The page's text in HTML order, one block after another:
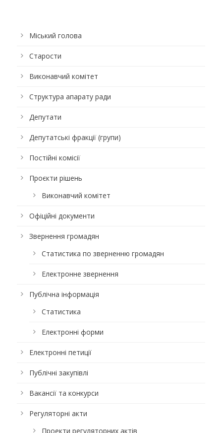
Міський голова
Старости
Виконавчий комітет
Структура апарату ради
Депутати
Депутатські фракції (групи)
Постійні комісії
Проєкти рішень
Виконавчий комітет
Офіційні документи
Звернення громадян
Статистика по зверненню громадян
Електронне звернення
Публічна інформація
Статистика
Електронні форми
Електронні петиції
Публічні закупівлі
Вакансії та конкурси
Регуляторні акти
Проекти регуляторних актів